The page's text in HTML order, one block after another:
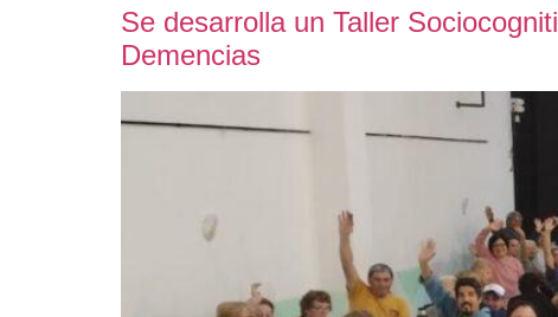
Se desarrolla un Taller
Demencias